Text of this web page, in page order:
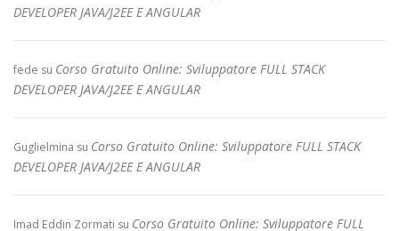
DEVELOPER JAVA/J2EE E ANGULAR
fede su Corso Gratuito Online: Sviluppatore FULL STACK
DEVELOPER JAVA/J2EE E ANGULAR
Guglielmina su Corso Gratuito Online: Sviluppatore FULL STACK
DEVELOPER JAVA/J2EE E ANGULAR
Imad Eddin Zormati su Corso Gratuito Online: Sviluppatore FULL